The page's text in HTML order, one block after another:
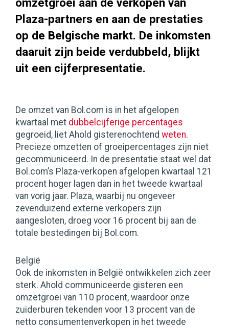
omzetgroei aan de verkopen van
Plaza-partners en aan de prestaties
op de Belgische markt. De inkomsten
daaruit zijn beide verdubbeld, blijkt
uit een cijferpresentatie.
De omzet van Bol.com is in het afgelopen
kwartaal met dubbelcijferige percentages
gegroeid, liet Ahold gisterenochtend weten.
Precieze omzetten of groeipercentages zijn niet
gecommuniceerd. In de presentatie staat wel dat
Bol.com’s Plaza-verkopen afgelopen kwartaal 121
procent hoger lagen dan in het tweede kwartaal
van vorig jaar. Plaza, waarbij nu ongeveer
zevenduizend externe verkopers zijn
aangesloten, droeg voor 16 procent bij aan de
totale bestedingen bij Bol.com.
België
Ook de inkomsten in België ontwikkelen zich zeer
sterk. Ahold communiceerde gisteren een
omzetgroei van 110 procent, waardoor onze
zuiderburen tekenden voor 13 procent van de
netto consumentenverkopen in het tweede